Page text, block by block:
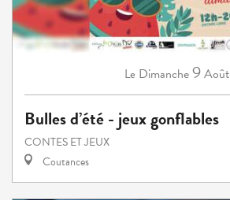
Le Dimanche9Août
Bulles d’été - jeux gonflables
CONTES ET JEUX
Coutances